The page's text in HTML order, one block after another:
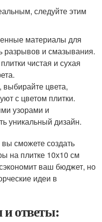
следуйте этим
материалы для
разрывов и смазывания.
чистая и сухая
выбирайте цвета,
с цветом плитки.
узорами и
уникальный дизайн.
сможете создать
на плитке 10х10 см
ваш бюджет, но
идеи в
ответы: